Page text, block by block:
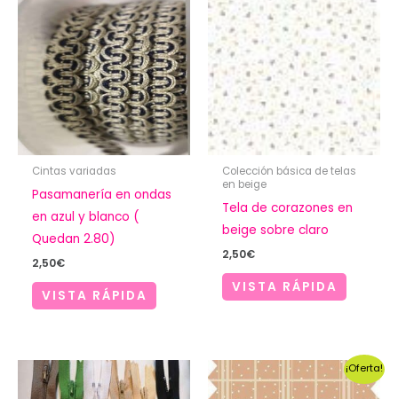
Cintas variadas
Pasamanería en ondas
en azul y blanco (
Quedan 2.80)
2,50€
VISTA RÁPIDA
Colección básica de telas
en beige
Tela de corazones en
beige sobre claro
2,50€
VISTA RÁPIDA
¡Oferta!